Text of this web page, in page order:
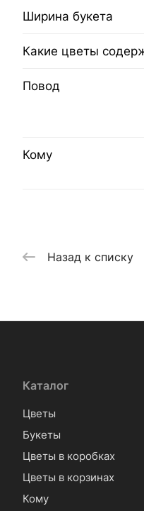
Ширина букета
Какие цветы
Повод
Кому
Назад к списку
Каталог
Цветы
Букеты
Цветы в коробках
Цветы в корзинах
Кому